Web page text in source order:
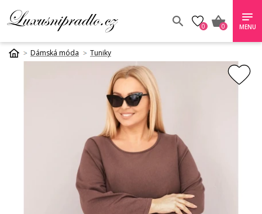
0 0 MENU
Dámská móda Tuniky